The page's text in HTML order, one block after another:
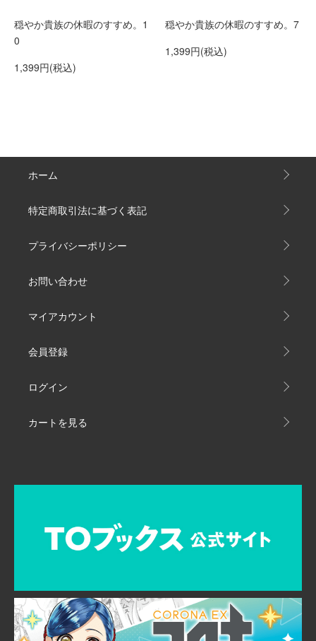
穏やか貴族の休暇のすすめ。1
0
1,399円(税込)
穏やか貴族の休暇のすすめ。7
1,399円(税込)
ホーム
特定商取引法に基づく表記
プライバシーポリシー
お問い合わせ
マイアカウント
会員登録
ログイン
カートを見る